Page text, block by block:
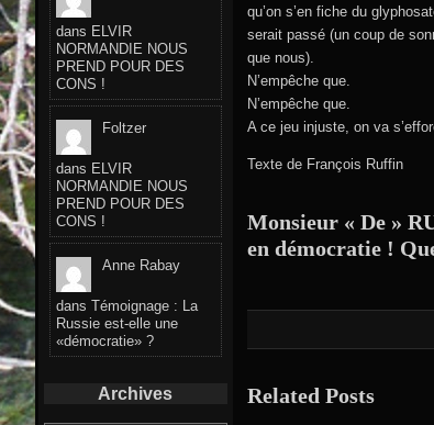
qu’on s’en fiche du
serait passé (un coup de
que nous).
N’empêche que.
N’empêche que.
A ce jeu injuste, on va
Texte de François Ruffin
Monsieur « De »
en démocratie !
Related Posts
dans ELVIR
NORMANDIE NOUS
PREND POUR DES
CONS !
Foltzer
dans ELVIR
NORMANDIE NOUS
PREND POUR DES
CONS !
Anne Rabay
dans Témoignage : La
Russie est-elle une
«démocratie» ?
Archives